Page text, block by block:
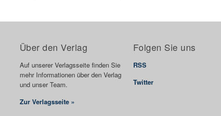
Über den Verlag
Auf unserer Verlagsseite finden Sie
mehr Informationen über den Verlag
und unser Team.
Zur Verlagsseite »
Folgen Sie uns
RSS
Twitter